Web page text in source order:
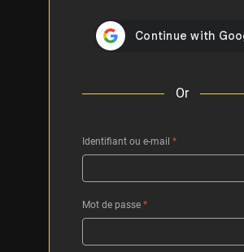
Or
Identifiant ou e-mail *
Mot de passe *